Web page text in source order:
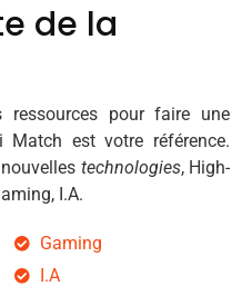
de la
ressources pour faire une
Match est votre référence.
technologies, High-
I.A.
Gaming
I.A